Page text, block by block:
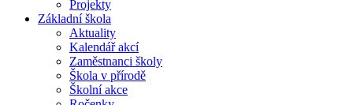
Projekty
Základní škola
Aktuality
Kalendář akcí
Zaměstnanci školy
Škola v přírodě
Školní akce